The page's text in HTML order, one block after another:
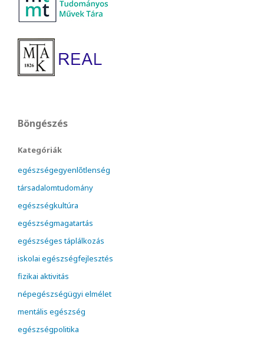
Böngészés
Kategóriák
egészségegyenlőtlenség
társadalomtudomány
egészségkultúra
egészségmagatartás
egészséges táplálkozás
iskolai egészségfejlesztés
fizikai aktivitás
népegészségügyi elmélet
mentális egészség
egészségpolitika